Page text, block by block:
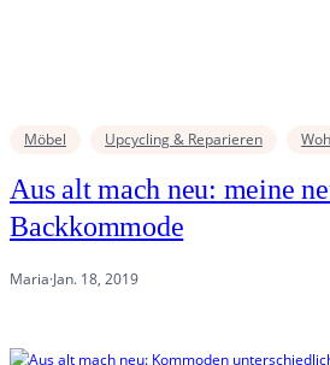
Möbel Upcycling & Reparieren
Aus alt mach neu: meine
Backkommode
Maria·Jan. 18, 2019